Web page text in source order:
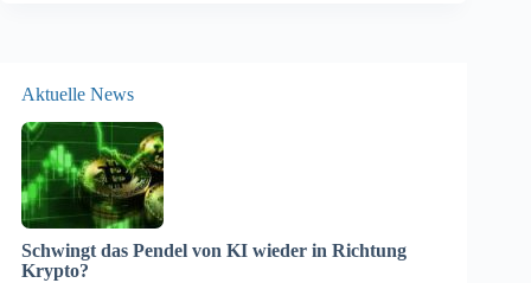
Aktuelle News
Schwingt das Pendel von KI wieder in Richtung
Krypto?